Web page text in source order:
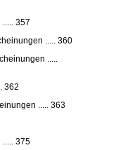
357
..... 360
.....
362
..... 363
..... 375